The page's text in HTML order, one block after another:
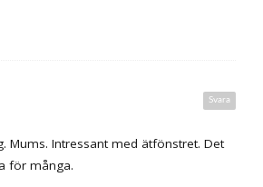
Svara
Mums. Intressant med ätfönstret. Det
för många.